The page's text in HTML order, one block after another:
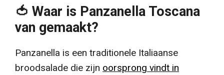
🍅 Waar is Panzanella Toscana
van gemaakt?
Panzanella is een traditionele Italiaanse
broodsalade die zijn oorsprong vindt in